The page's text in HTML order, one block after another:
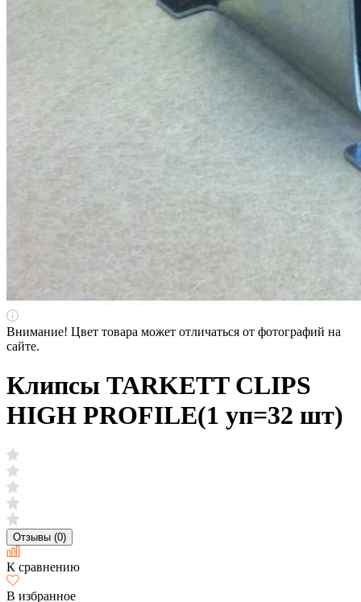
Внимание! Цвет товара может отличаться от фотографий на
сайте.
Клипсы TARKETT CLIPS
HIGH PROFILE(1 уп=32 шт)
Отзывы (0)
К сравнению
В избранное